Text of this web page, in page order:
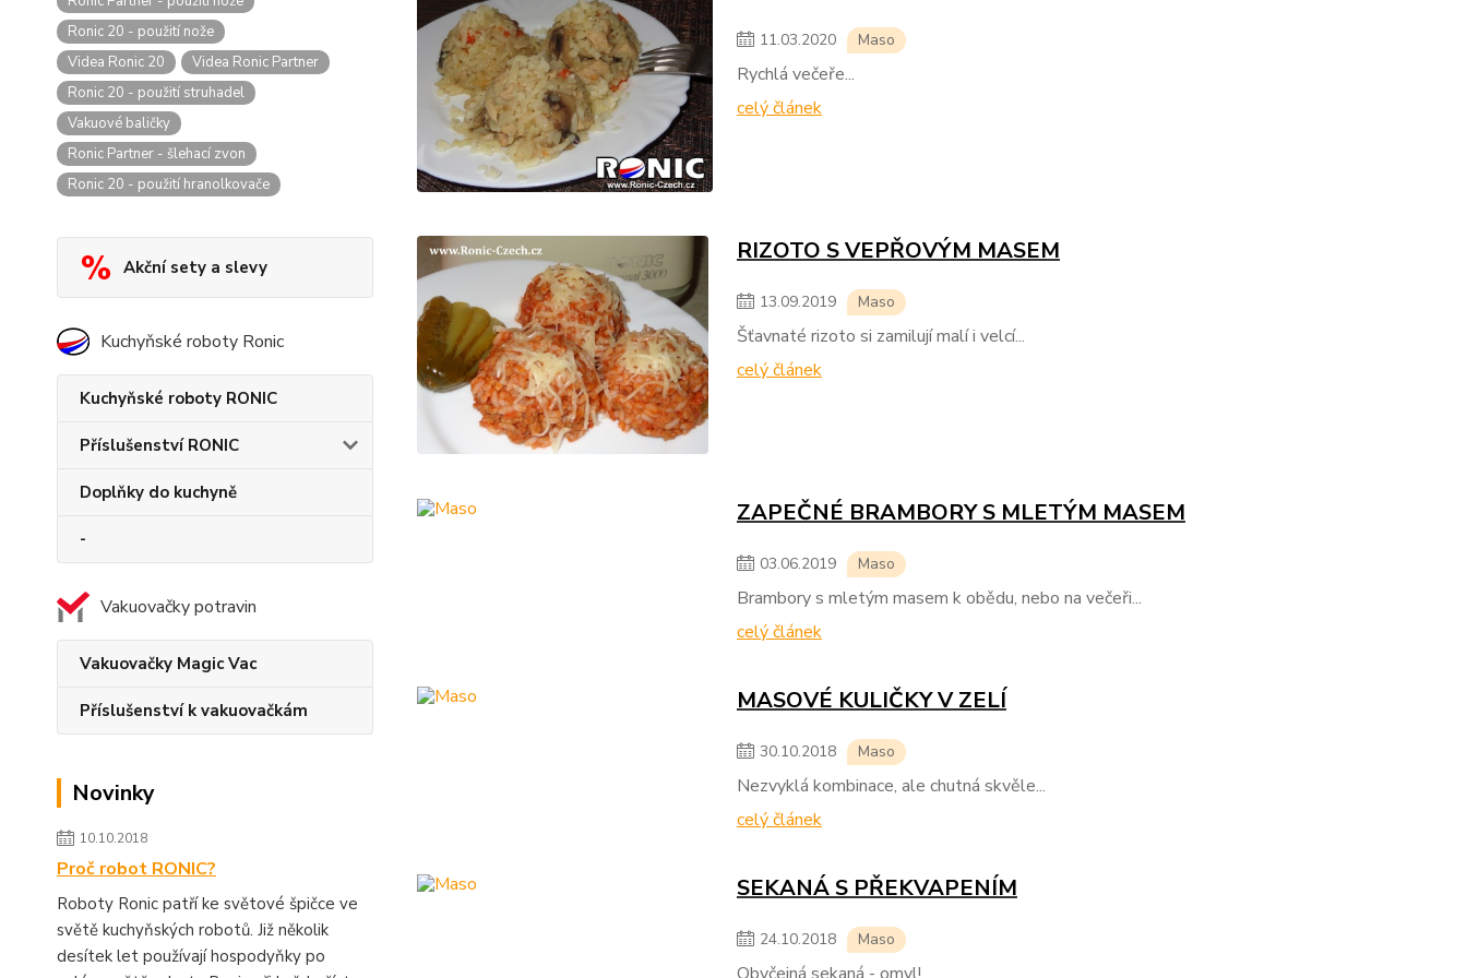
Ronic 20 - použití nože
Videa Ronic 20
Videa Ronic Partner
Ronic 20 - použití struhadel
Vakuové baličky
Ronic Partner - šlehací zvon
Ronic 20 - použití hranolkovače
Akční sety a slevy
Kuchyňské roboty Ronic
Kuchyňské roboty RONIC
Příslušenství RONIC
Doplňky do kuchyně
-
Vakuovačky potravin
Vakuovačky Magic Vac
Příslušenství k vakuovačkám
Novinky
10.10.2018
Proč robot RONIC?
Roboty Ronic patří ke světové špičce ve
světě kuchyňských robotů. Již několik
desítek let používají hospodyňky po
11.03.2020 Maso
Rychlá večeře...
celý článek
RIZOTO S VEPŘOVÝM MASEM
13.09.2019 Maso
Šťavnaté rizoto si zamilují malí i velcí...
celý článek
ZAPEČNÉ BRAMBORY S MLETÝM MASEM
03.06.2019 Maso
Brambory s mletým masem k obědu, nebo na večeři...
celý článek
MASOVÉ KULIČKY V ZELÍ
30.10.2018 Maso
Nezvyklá kombinace, ale chutná skvěle...
celý článek
SEKANÁ S PŘEKVAPENÍM
24.10.2018 Maso